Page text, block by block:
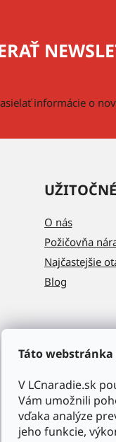
Táto
V LCnaradie.sk
Vám umožnili
vďaka analýze
jeho funkcie,
informácie o
O nás
Požičovňa
Najčastejšie
Blog